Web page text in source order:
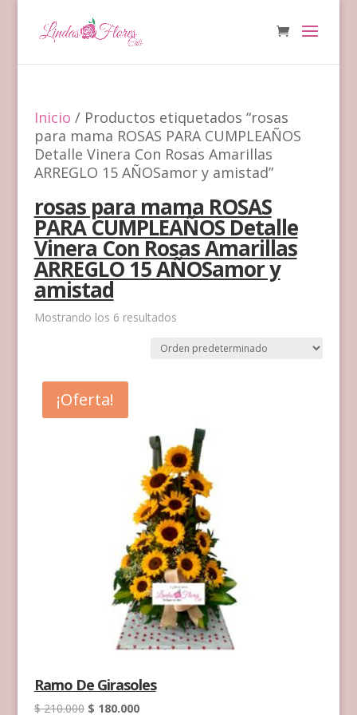
Inicio / Productos etiquetados “rosas
para mama ROSAS PARA CUMPLEAÑOS
Detalle Vinera Con Rosas Amarillas
ARREGLO 15 AÑOSamor y amistad”
rosas para mama ROSAS
PARA CUMPLEAÑOS Detalle
Vinera Con Rosas Amarillas
ARREGLO 15 AÑOSamor y
amistad
Mostrando los 6 resultados
¡Oferta!
Ramo De Girasoles
$210.000 El
$ 180.000El